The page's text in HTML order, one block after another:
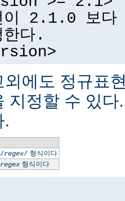
이 2.1.0 보다
다.
외에도 정규표
지정할 수 있
.
/regex/형식이다
regex형식이다